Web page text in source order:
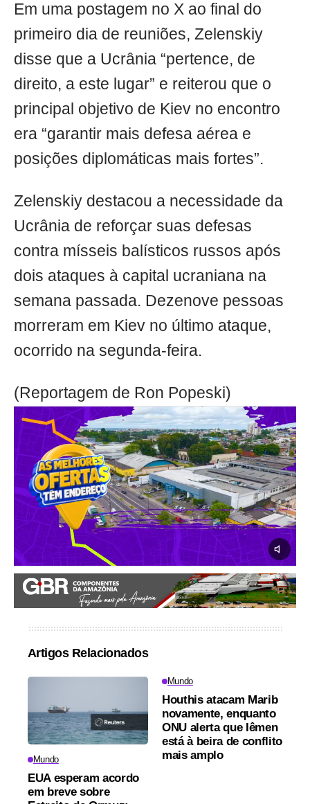
Em uma postagem no X ao final do
primeiro dia de reuniões, Zelenskiy
disse que a Ucrânia “pertence, de
direito, a este lugar” e reiterou que o
principal objetivo de Kiev no encontro
era “garantir mais defesa aérea e
posições diplomáticas mais fortes”.
Zelenskiy destacou a necessidade da
Ucrânia de reforçar suas defesas
contra mísseis balísticos russos após
dois ataques à capital ucraniana na
semana passada. Dezenove pessoas
morreram em Kiev no último ataque,
ocorrido na segunda-feira.
(Reportagem de Ron Popeski)
Artigos Relacionados
Mundo
EUA esperam acordo
em breve sobre
Mundo
Houthis atacam Marib
novamente, enquanto
ONU alerta que Iêmen
está à beira de conflito
mais amplo